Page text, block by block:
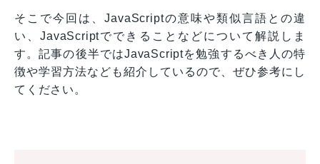
そこで今回は、JavaScriptの意味や類似言語との違
い、JavaScriptでできることなどについて解説しま
す。記事の後半ではJavaScriptを勉強するべき人の特
徴や学習方法なども紹介しているので、ぜひ参考にし
てください。